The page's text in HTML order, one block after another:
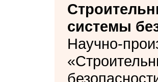
системы
Научно-